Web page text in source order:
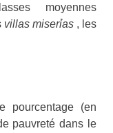
moyennes
villas miserỉas , les
pourcentage (en
pauvreté dans le